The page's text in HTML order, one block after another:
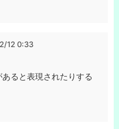
12 0:33
ると表現されたりする